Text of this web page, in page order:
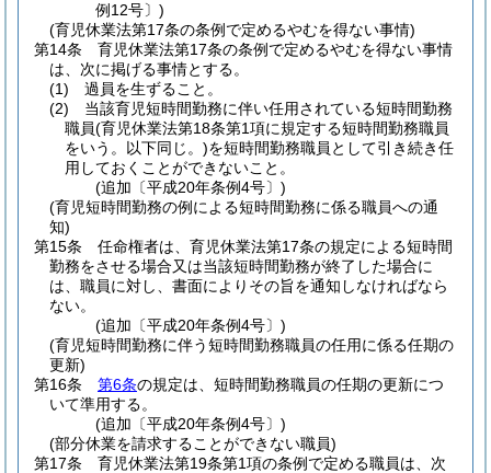
例12号〕)
(育児休業法第17条の条例で定めるやむを得ない事情)
第14条
育児休業法第17条の条例で定めるやむを得ない事情
は、次に掲げる事情とする。
(1)
過員を生ずること。
(2)
当該育児短時間勤務に伴い任用されている短時間勤務
職員(育児休業法第18条第1項に規定する短時間勤務職員
をいう。以下同じ。)を短時間勤務職員として引き続き任
用しておくことができないこと。
(追加〔平成20年条例4号〕)
(育児短時間勤務の例による短時間勤務に係る職員への通
知)
第15条
任命権者は、育児休業法第17条の規定による短時間
勤務をさせる場合又は当該短時間勤務が終了した場合に
は、職員に対し、書面によりその旨を通知しなければなら
ない。
(追加〔平成20年条例4号〕)
(育児短時間勤務に伴う短時間勤務職員の任用に係る任期の
更新)
第16条
第6条の規定は、短時間勤務職員の任期の更新につ
いて準用する。
(追加〔平成20年条例4号〕)
(部分休業を請求することができない職員)
第17条
育児休業法第19条第1項の条例で定める職員は、次